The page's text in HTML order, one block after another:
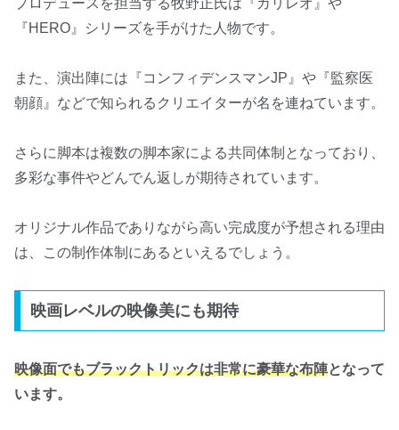
『HERO』シリーズを手がけた人物です。
また、演出陣には『コンフィデンスマンJP』や『監察医
朝顔』などで知られるクリエイターが名を連ねています。
さらに脚本は複数の脚本家による共同体制となっており、
多彩な事件やどんでん返しが期待されています。
オリジナル作品でありながら高い完成度が予想される理由
は、この制作体制にあるといえるでしょう。
映画レベルの映像美にも期待
映像面でもブラックトリックは非常に豪華な布陣となって
います。